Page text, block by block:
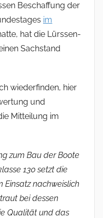
Beschaffung der
im
hat die Lürssen-
Sachstand
wiederfinden, hier
und
Mitteilung im
zum Bau der Boote
130 setzt die
Einsatz nachweislich
bei dessen
Qualität und das